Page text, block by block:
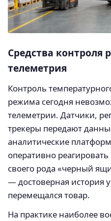
Средства контроля
телеметрия
Контроль
режима сегодня
телеметрии. Датчики,
трекеры передают
аналитические
оперативно
своего рода «черный
— достоверная история
перемещался товар.
На практике наиболее